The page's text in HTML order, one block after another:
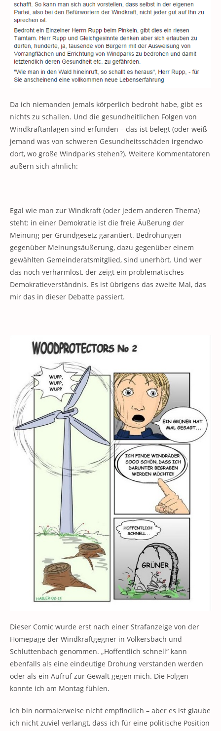
Da ich niemanden jemals körperlich bedroht habe, gibt es
nichts zu schallen. Und die gesundheitlichen Folgen von
Windkraftanlagen sind erfunden – das ist belegt (oder weiß
jemand was von schweren Gesundheitsschäden irgendwo
dort, wo große Windparks stehen?). Weitere Kommentatoren
äußern sich ähnlich:
Egal wie man zur Windkraft (oder jedem anderen Thema)
steht: in einer Demokratie ist die freie Äußerung der
Meinung per Grundgesetz garantiert. Bedrohungen
gegenüber Meinungsäußerung, dazu gegenüber einem
gewählten Gemeinderatsmitglied, sind unerhört. Und wer
das noch verharmlost, der zeigt ein problematisches
Demokratieverständnis. Es ist übrigens das zweite Mal, das
mir das in dieser Debatte passiert.
Dieser Comic wurde erst nach einer Strafanzeige von der
Homepage der Windkraftgegner in Völkersbach und
Schluttenbach genommen. „Hoffentlich schnell“ kann
ebenfalls als eine eindeutige Drohung verstanden werden
oder als ein Aufruf zur Gewalt gegen mich. Die Folgen
konnte ich am Montag fühlen.
Ich bin normalerweise nicht empfindlich – aber es ist glaube
ich nicht zuviel verlangt, dass ich für eine politische Position